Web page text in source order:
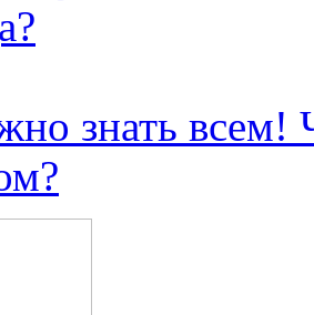
знать всем!